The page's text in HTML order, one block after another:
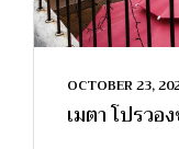
OCTOBER 23,
เมตา โปรว